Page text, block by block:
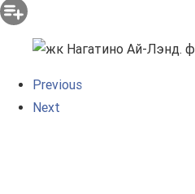
Previous
Next